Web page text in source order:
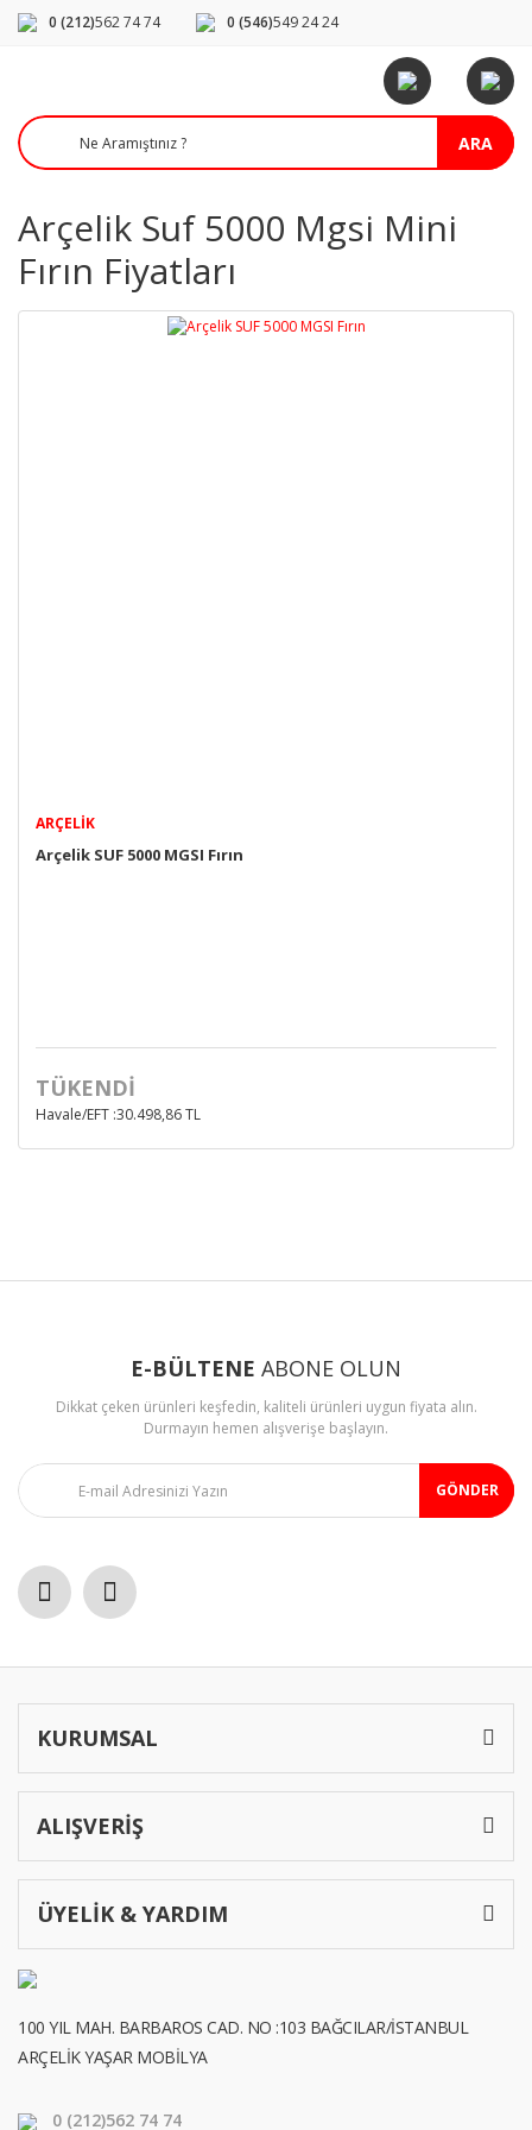
0 (212)562 74 74 0 (546)549 24 24
ARA
Arçelik Suf 5000 Mgsi Mini
Fırın Fiyatları
ARÇELIK
Arçelik SUF 5000 MGSI Fırın
TÜKENDİ
Havale/EFT :30.498,86 TL
E-BÜLTENE ABONE OLUN
Dikkat çeken ürünleri keşfedin, kaliteli ürünleri uygun fiyata alın.
Durmayın hemen alışverişe başlayın.
GÖNDER
KURUMSAL
ALIŞVERİŞ
ÜYELİK & YARDIM
100 YIL MAH. BARBAROS CAD. NO :103 BAĞCILAR/İSTANBUL
ARÇELİK YAŞAR MOBİLYA
0 (212)562 74 74